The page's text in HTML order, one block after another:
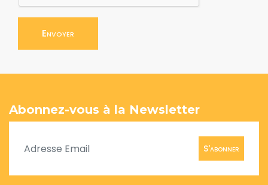
Envoyer
Abonnez-vous à la Newsletter
S'abonner